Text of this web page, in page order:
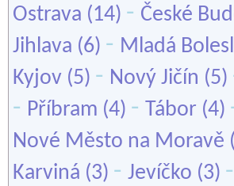
Ostrava (14) - České
Jihlava (6) - Mladá
Kyjov (5) - Nový Jičín (5)
- Příbram (4) - Tábor (4)
Nové Město na Moravě
Karviná (3) - Jevíčko (3) -